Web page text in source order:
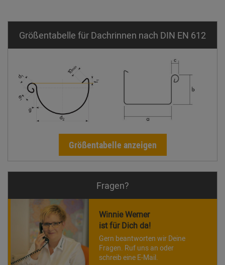
Größentabelle für Dachrinnen nach DIN EN 612
Größentabelle anzeigen
Fragen?
Winnie Werner
ist für Dich da!
Gern beantworten wir Deine
Fragen. Ruf uns an oder
schreib eine E-Mail.